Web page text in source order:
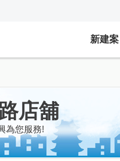
新建案
店舖
為您服務!